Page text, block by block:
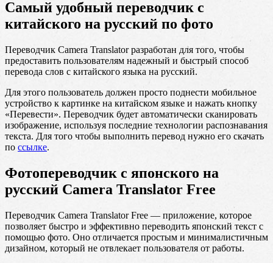
Самый удобный переводчик с
китайского на русский по фото
Переводчик Camera Translator разработан для того, чтобы
предоставить пользователям надежный и быстрый способ
перевода слов с китайского языка на русский.
Для этого пользователь должен просто поднести мобильное
устройство к картинке на китайском языке и нажать кнопку
«Перевести». Переводчик будет автоматически сканировать
изображение, используя последние технологии распознавания
текста. Для того чтобы выполнить перевод нужно его скачать
по ссылке.
Фотопереводчик с японского на
русский Camera Translator Free
Переводчик Camera Translator Free — приложение, которое
позволяет быстро и эффективно переводить японский текст с
помощью фото. Оно отличается простым и минималистичным
дизайном, который не отвлекает пользователя от работы.